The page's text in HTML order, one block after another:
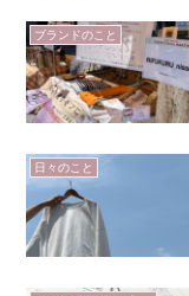
ブランドのこと
日々のこと